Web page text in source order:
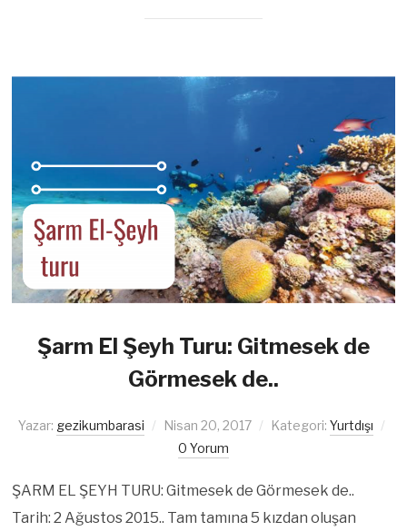
Şarm El Şeyh Turu: Gitmesek de
Görmesek de..
Yazar: gezikumbarasi Nisan 20, 2017 Kategori: Yurtdışı
0 Yorum
ŞARM EL ŞEYH TURU: Gitmesek de Görmesek de..
Tarih: 2 Ağustos 2015.. Tam tamına 5 kızdan oluşan